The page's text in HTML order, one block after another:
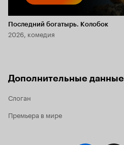
Последний богатырь. Колобок
2026, комедия
Дополнительные данные
Слоган
Премьера в мире